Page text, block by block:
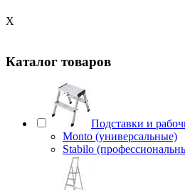
X
Каталог товаров
Подставки и
Monto (универсальные)
Stabilo